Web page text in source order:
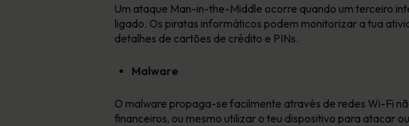
Um ataque Man-in-the-Middle ocorre quando um terceiro
ligado. Os piratas informáticos podem monitorizar a tua
detalhes de cartões de crédito e PINs.
Malware
O malware propaga-se facilmente através de redes Wi-Fi
financeiros, ou mesmo utilizar o teu dispositivo para atacar